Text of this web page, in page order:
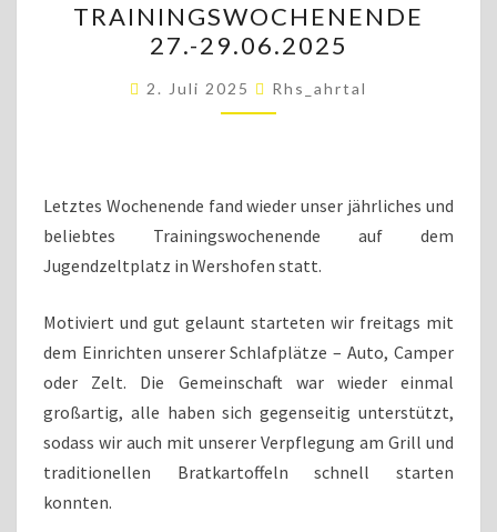
27.-29.06.2025
TRAININGSWOCHENENDE
27.-29.06.2025
2. Juli 2025 Rhs_ahrtal
Letztes Wochenende fand wieder unser jährliches und
beliebtes Trainingswochenende auf dem
Jugendzeltplatz in Wershofen statt.
Motiviert und gut gelaunt starteten wir freitags mit
dem Einrichten unserer Schlafplätze – Auto, Camper
oder Zelt. Die Gemeinschaft war wieder einmal
großartig, alle haben sich gegenseitig unterstützt,
sodass wir auch mit unserer Verpflegung am Grill und
traditionellen Bratkartoffeln schnell starten
konnten.